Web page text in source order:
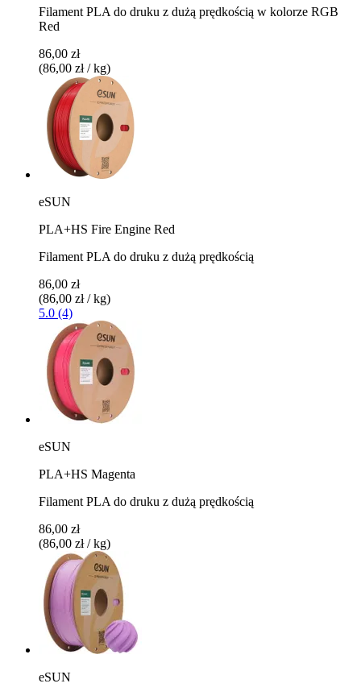
Filament PLA do druku z dużą prędkością w kolorze RGB
Red
86,00 zł
(86,00 zł / kg)
eSUN
PLA+HS Fire Engine Red
Filament PLA do druku z dużą prędkością
86,00 zł
(86,00 zł / kg)
5.0 (4)
eSUN
PLA+HS Magenta
Filament PLA do druku z dużą prędkością
86,00 zł
(86,00 zł / kg)
eSUN